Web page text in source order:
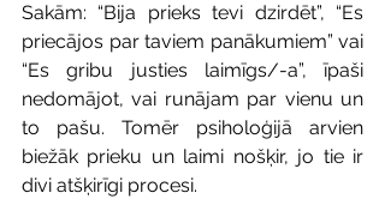
Sakām: “Bija prieks tevi dzirdēt”, “Es
priecājos par taviem panākumiem” vai
“Es gribu justies laimīgs/-a”, īpaši
nedomājot, vai runājam par vienu un
to pašu. Tomēr psiholoģijā arvien
biežāk prieku un laimi nošķir, jo tie ir
divi atšķirīgi procesi.